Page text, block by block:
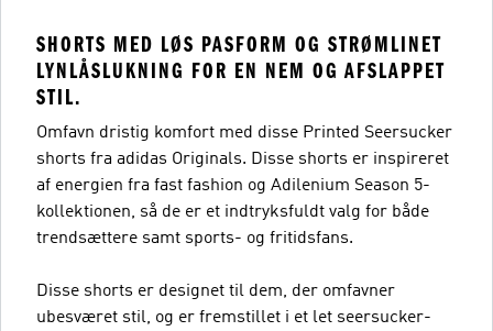
SHORTS MED LØS PASFORM OG STRØMLINET
LYNLÅSLUKNING FOR EN NEM OG AFSLAPPET
STIL.
Omfavn dristig komfort med disse Printed Seersucker
shorts fra adidas Originals. Disse shorts er inspireret
af energien fra fast fashion og Adilenium Season 5-
kollektionen, så de er et indtryksfuldt valg for både
trendsættere samt sports- og fritidsfans.
Disse shorts er designet til dem, der omfavner
ubesværet stil, og er fremstillet i et let seersucker-